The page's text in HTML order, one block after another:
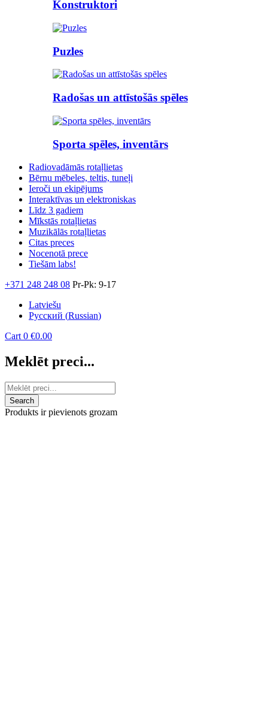
Konstruktori
Puzles
Radošas un attīstošās spēles
Sporta spēles, inventārs
Radiovadāmās rotaļlietas
Bērnu mēbeles, teltis, tuneļi
Ieroči un ekipējums
Interaktīvas un elektroniskas
Līdz 3 gadiem
Mīkstās rotaļlietas
Muzikālās rotaļlietas
Citas preces
Nocenotā prece
Tiešām labs!
+371 248 248 08 Pr-Pk: 9-17
Latviešu
Русский (Russian)
Cart 0 €0.00
Meklēt preci...
Produkts ir pievienots grozam